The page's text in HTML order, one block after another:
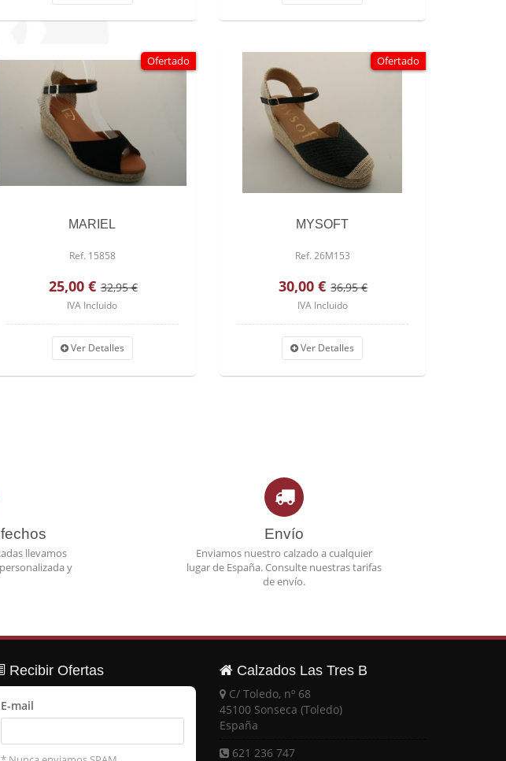
Ofertado
MARIEL
Ref. 15858
25,00 € 32,95 €
IVA Incluido
Ver Detalles
Ofertado
MYSOFT
Ref. 26M153
30,00 € 36,95 €
IVA Incluido
Ver Detalles
llevamos
y
Envío
Enviamos nuestro calzado a cualquier
lugar de España. Consulte nuestras tarifas
de envío.
Recibir Ofertas
E-mail
Calzados Las Tres B
C/ Toledo, nº 68
45100 Sonseca (Toledo)
España
621 236 747